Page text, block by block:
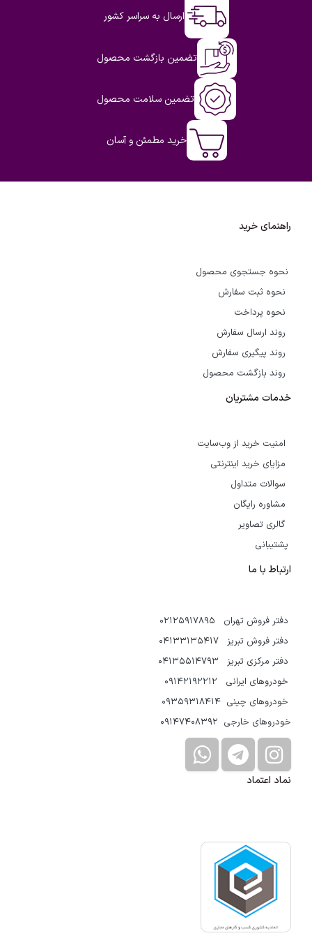
ارسال به سراسر کشور
تضمین بازگشت محصول
تضمین سلامت محصول
خرید مطمئن و آسان
راهنمای خرید
نحوه جستجوی محصول
نحوه ثبت سفارش
نحوه پرداخت
روند ارسال سفارش
روند پیگیری سفارش
روند بازگشت محصول
خدمات مشتریان
امنیت خرید از وب‌سایت
مزایای خرید اینترنتی
سوالات متداول
مشاوره رایگان
گالری تصاویر
پشتیبانی
ارتباط با ما
دفتر فروش تهران 02125917895
دفتر فروش تبریز 04133135417
دفتر مرکزی تبریز 04135514793
خودروهای ایرانی 09142192212
خودروهای چینی 09359318414
خودروهای خارجی 09147408392
نماد اعتماد